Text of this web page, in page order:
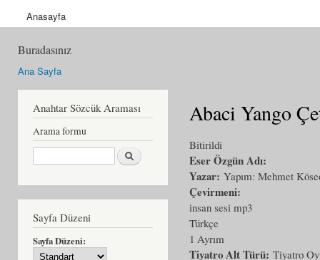
Anasayfa
Buradasınız
Ana Sayfa
Anahtar Sözcük Araması
Arama formu
Ara
Sayfa Düzeni
Sayfa Düzeni:
Abaci Yango
Bitirildi
Eser Özgün Adı:
Yazar: Yapım: Mehmet
Çevirmeni:
insan sesi mp3
Türkçe
1 Ayrım
Tiyatro Alt Türü: Tiyatro